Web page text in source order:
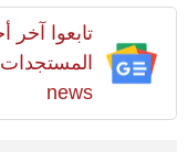
تابعوا آخر
news